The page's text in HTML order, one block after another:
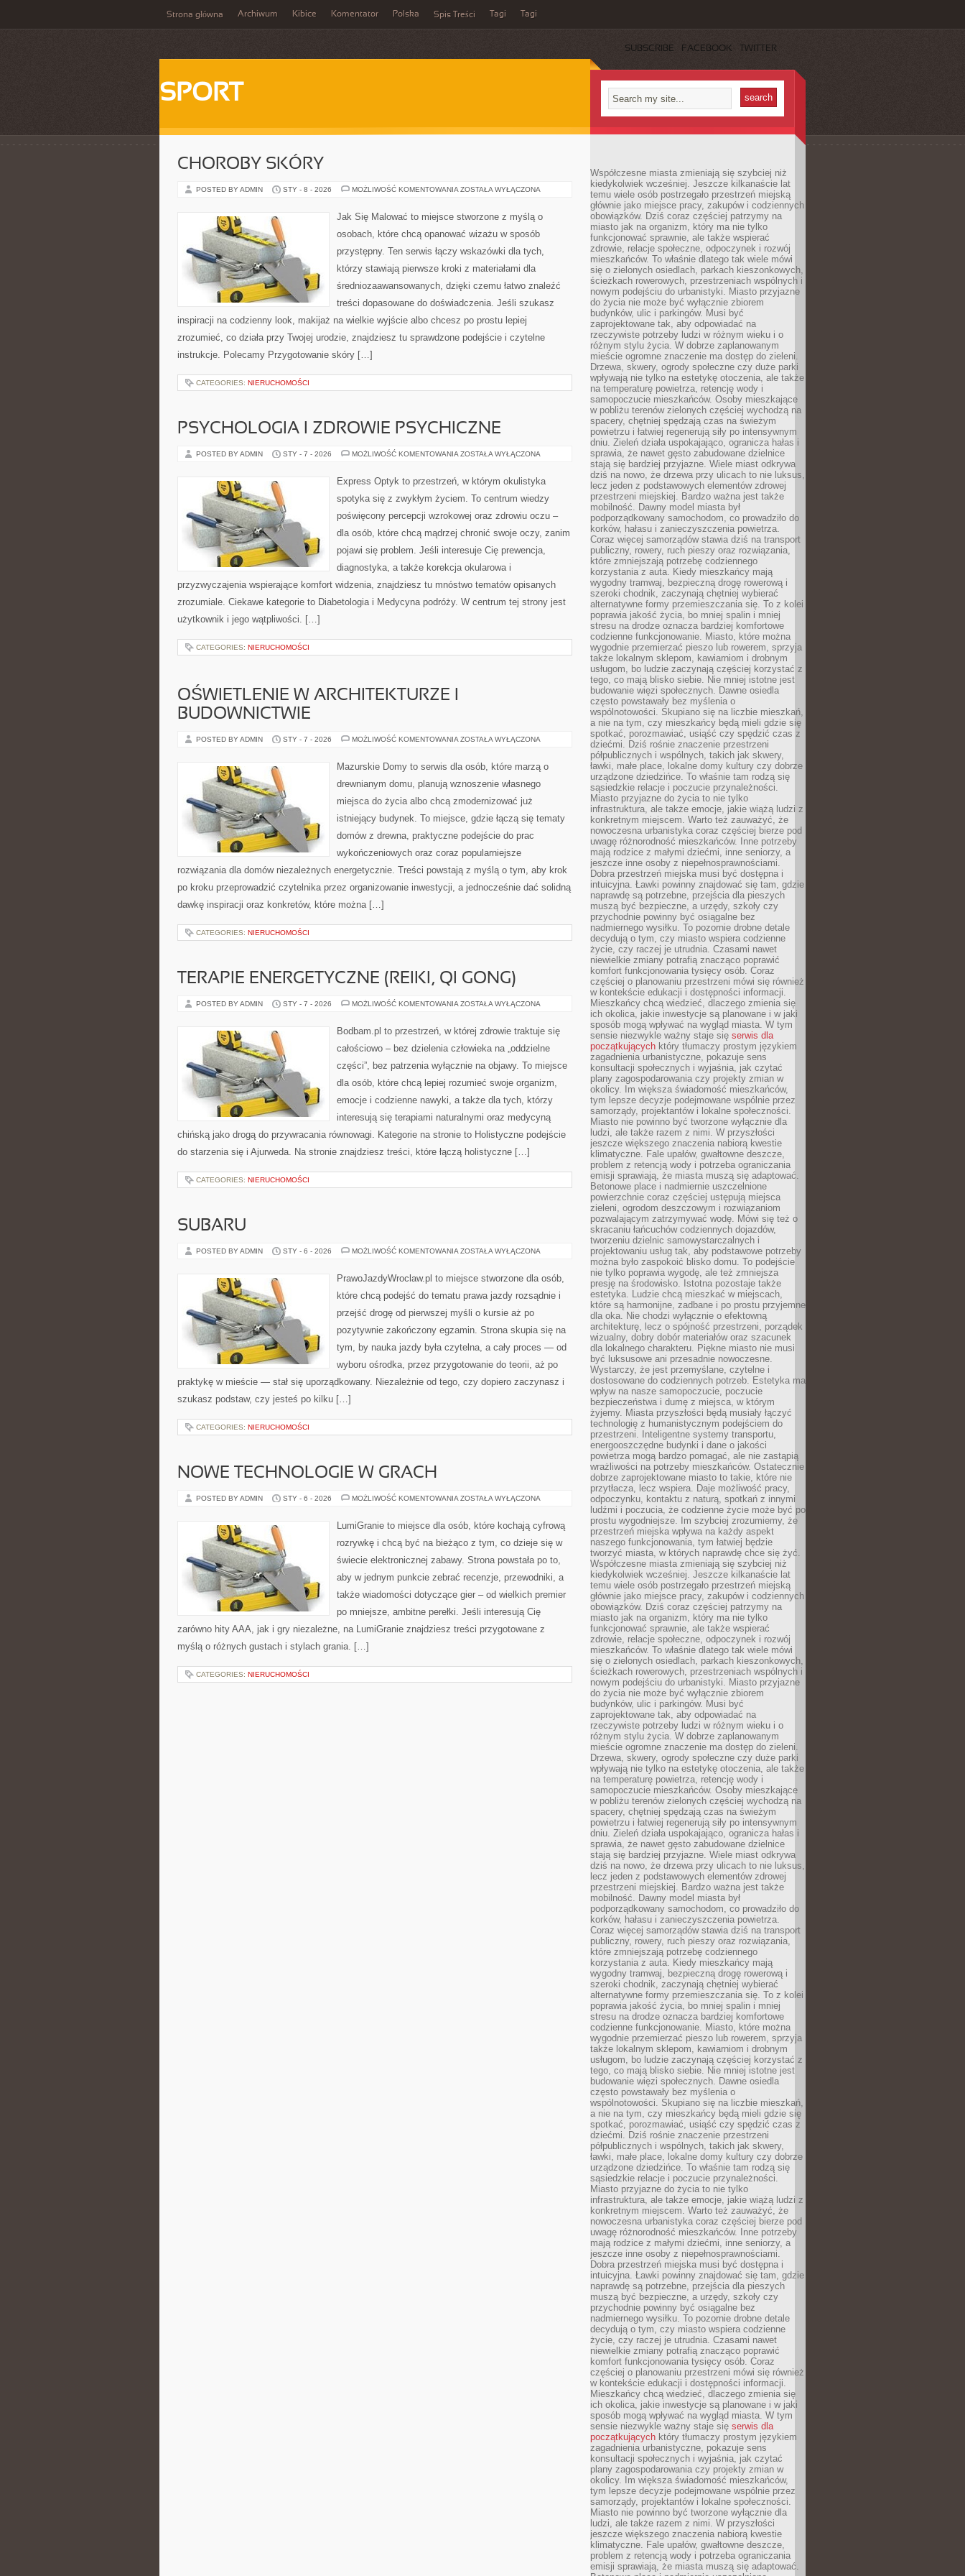
Strona główna Archiwum Kibice Komentator Polska Spis Treści Tagi Tagi
SUBSCRIBE FACEBOOK TWITTER
SPORT
CHOROBY SKÓRY
POSTED BY ADMIN STY - 8 - 2026 MOŻLIWOŚĆ KOMENTOWANIA CHOROBY
ZOSTAŁA WYŁĄCZONA
Jak Się Malować to miejsce stworzone z myślą o
osobach, które chcą opanować wizażu w sposób
przystępny. Ten serwis łączy wskazówki dla tych,
którzy stawiają pierwsze kroki z materiałami dla
średniozaawansowanych, dzięki czemu łatwo znaleźć
treści dopasowane do doświadczenia. Jeśli szukasz
inspiracji na codzienny look, makijaż na wielkie wyjście albo chcesz po prostu lepiej
zrozumieć, co działa przy Twojej urodzie, znajdziesz tu sprawdzone podejście i czytelne
instrukcje. Polecamy Przygotowanie skóry […]
CATEGORIES: NIERUCHOMOŚCI
PSYCHOLOGIA I ZDROWIE PSYCHICZNE
POSTED BY ADMIN STY - 7 - 2026 MOŻLIWOŚĆ KOMENTOWANIA PSYCHOLOGIA
PSYCHICZNE
ZOSTAŁA WYŁĄCZONA
Express Optyk to przestrzeń, w którym okulistyka
spotyka się z zwykłym życiem. To centrum wiedzy
poświęcony percepcji wzrokowej oraz zdrowiu oczu –
dla osób, które chcą mądrzej chronić swoje oczy, zanim
pojawi się problem. Jeśli interesuje Cię prewencja,
diagnostyka, a także korekcja okularowa i
przyzwyczajenia wspierające komfort widzenia, znajdziesz tu mnóstwo tematów opisanych
zrozumiale. Ciekawe kategorie to Diabetologia i Medycyna podróży. W centrum tej strony jest
użytkownik i jego wątpliwości. […]
CATEGORIES: NIERUCHOMOŚCI
OŚWIETLENIE W ARCHITEKTURZE I
BUDOWNICTWIE
POSTED BY ADMIN STY - 7 - 2026 MOŻLIWOŚĆ KOMENTOWANIA OŚWIETLENIE
BUDOWNICTWIE
ZOSTAŁA WYŁĄCZONA
Mazurskie Domy to serwis dla osób, które marzą o
drewnianym domu, planują wznoszenie własnego
miejsca do życia albo chcą zmodernizować już
istniejący budynek. To miejsce, gdzie łączą się tematy
domów z drewna, praktyczne podejście do prac
wykończeniowych oraz coraz popularniejsze
rozwiązania dla domów niezależnych energetycznie. Treści powstają z myślą o tym, aby krok
po kroku przeprowadzić czytelnika przez organizowanie inwestycji, a jednocześnie dać solidną
dawkę inspiracji oraz konkretów, które można […]
CATEGORIES: NIERUCHOMOŚCI
TERAPIE ENERGETYCZNE (REIKI, QI GONG)
POSTED BY ADMIN STY - 7 - 2026 MOŻLIWOŚĆ KOMENTOWANIA TERAPIE
QI
GONG)
ZOSTAŁA WYŁĄCZONA
Bodbam.pl to przestrzeń, w której zdrowie traktuje się
całościowo – bez dzielenia człowieka na „oddzielne
części”, bez patrzenia wyłącznie na objawy. To miejsce
dla osób, które chcą lepiej rozumieć swoje organizm,
emocje i codzienne nawyki, a także dla tych, którzy
interesują się terapiami naturalnymi oraz medycyną
chińską jako drogą do przywracania równowagi. Kategorie na stronie to Holistyczne podejście
do starzenia się i Ajurweda. Na stronie znajdziesz treści, które łączą holistyczne […]
CATEGORIES: NIERUCHOMOŚCI
SUBARU
POSTED BY ADMIN STY - 6 - 2026 MOŻLIWOŚĆ KOMENTOWANIA SUBARU
ZOSTAŁA WYŁĄCZONA
PrawoJazdyWroclaw.pl to miejsce stworzone dla osób,
które chcą podejść do tematu prawa jazdy rozsądnie i
przejść drogę od pierwszej myśli o kursie aż po
pozytywnie zakończony egzamin. Strona skupia się na
tym, by nauka jazdy była czytelna, a cały proces — od
wyboru ośrodka, przez przygotowanie do teorii, aż po
praktykę w mieście — stał się uporządkowany. Niezależnie od tego, czy dopiero zaczynasz i
szukasz podstaw, czy jesteś po kilku […]
CATEGORIES: NIERUCHOMOŚCI
NOWE TECHNOLOGIE W GRACH
POSTED BY ADMIN STY - 6 - 2026 MOŻLIWOŚĆ KOMENTOWANIA NOWE
GRACH
ZOSTAŁA WYŁĄCZONA
LumiGranie to miejsce dla osób, które kochają cyfrową
rozrywkę i chcą być na bieżąco z tym, co dzieje się w
świecie elektronicznej zabawy. Strona powstała po to,
aby w jednym punkcie zebrać recenzje, przewodniki, a
także wiadomości dotyczące gier – od wielkich premier
po mniejsze, ambitne perełki. Jeśli interesują Cię
zarówno hity AAA, jak i gry niezależne, na LumiGranie znajdziesz treści przygotowane z
myślą o różnych gustach i stylach grania. […]
CATEGORIES: NIERUCHOMOŚCI
Współczesne miasta zmieniają się szybciej niż
kiedykolwiek wcześniej. Jeszcze kilkanaście lat
temu wiele osób postrzegało przestrzeń miejską
głównie jako miejsce pracy, zakupów i codziennych
obowiązków. Dziś coraz częściej patrzymy na
miasto jak na organizm, który ma nie tylko
funkcjonować sprawnie, ale także wspierać
zdrowie, relacje społeczne, odpoczynek i rozwój
mieszkańców. To właśnie dlatego tak wiele mówi
się o zielonych osiedlach, parkach kieszonkowych,
ścieżkach rowerowych, przestrzeniach wspólnych i
nowym podejściu do urbanistyki. Miasto przyjazne
do życia nie może być wyłącznie zbiorem
budynków, ulic i parkingów. Musi być
zaprojektowane tak, aby odpowiadać na
rzeczywiste potrzeby ludzi w różnym wieku i o
różnym stylu życia. W dobrze zaplanowanym
mieście ogromne znaczenie ma dostęp do zieleni.
Drzewa, skwery, ogrody społeczne czy duże parki
wpływają nie tylko na estetykę otoczenia, ale także
na temperaturę powietrza, retencję wody i
samopoczucie mieszkańców. Osoby mieszkające
w pobliżu terenów zielonych częściej wychodzą na
spacery, chętniej spędzają czas na świeżym
powietrzu i łatwiej regenerują siły po intensywnym
dniu. Zieleń działa uspokajająco, ogranicza hałas i
sprawia, że nawet gęsto zabudowane dzielnice
stają się bardziej przyjazne. Wiele miast odkrywa
dziś na nowo, że drzewa przy ulicach to nie luksus,
lecz jeden z podstawowych elementów zdrowej
przestrzeni miejskiej. Bardzo ważna jest także
mobilność. Dawny model miasta był
podporządkowany samochodom, co prowadziło do
korków, hałasu i zanieczyszczenia powietrza.
Coraz więcej samorządów stawia dziś na transport
publiczny, rowery, ruch pieszy oraz rozwiązania,
które zmniejszają potrzebę codziennego
korzystania z auta. Kiedy mieszkańcy mają
wygodny tramwaj, bezpieczną drogę rowerową i
szeroki chodnik, zaczynają chętniej wybierać
alternatywne formy przemieszczania się. To z kolei
poprawia jakość życia, bo mniej spalin i mniej
stresu na drodze oznacza bardziej komfortowe
codzienne funkcjonowanie. Miasto, które można
wygodnie przemierzać pieszo lub rowerem, sprzyja
także lokalnym sklepom, kawiarniom i drobnym
usługom, bo ludzie zaczynają częściej korzystać z
tego, co mają blisko siebie. Nie mniej istotne jest
budowanie więzi społecznych. Dawne osiedla
często powstawały bez myślenia o
wspólnotowości. Skupiano się na liczbie mieszkań,
a nie na tym, czy mieszkańcy będą mieli gdzie się
spotkać, porozmawiać, usiąść czy spędzić czas z
dziećmi. Dziś rośnie znaczenie przestrzeni
półpublicznych i wspólnych, takich jak skwery,
ławki, małe place, lokalne domy kultury czy dobrze
urządzone dziedzińce. To właśnie tam rodzą się
sąsiedzkie relacje i poczucie przynależności.
Miasto przyjazne do życia to nie tylko
infrastruktura, ale także emocje, jakie wiążą ludzi z
konkretnym miejscem. Warto też zauważyć, że
nowoczesna urbanistyka coraz częściej bierze pod
uwagę różnorodność mieszkańców. Inne potrzeby
mają rodzice z małymi dziećmi, inne seniorzy, a
jeszcze inne osoby z niepełnosprawnościami.
Dobra przestrzeń miejska musi być dostępna i
intuicyjna. Ławki powinny znajdować się tam, gdzie
naprawdę są potrzebne, przejścia dla pieszych
muszą być bezpieczne, a urzędy, szkoły czy
przychodnie powinny być osiągalne bez
nadmiernego wysiłku. To pozornie drobne detale
decydują o tym, czy miasto wspiera codzienne
życie, czy raczej je utrudnia. Czasami nawet
niewielkie zmiany potrafią znacząco poprawić
komfort funkcjonowania tysięcy osób. Coraz
częściej o planowaniu przestrzeni mówi się również
w kontekście edukacji i dostępności informacji.
Mieszkańcy chcą wiedzieć, dlaczego zmienia się
ich okolica, jakie inwestycje są planowane i w jaki
sposób mogą wpływać na wygląd miasta. W tym
sensie niezwykle ważny staje się serwis dla
początkujących który tłumaczy prostym językiem
zagadnienia urbanistyczne, pokazuje sens
konsultacji społecznych i wyjaśnia, jak czytać
plany zagospodarowania czy projekty zmian w
okolicy. Im większa świadomość mieszkańców,
tym lepsze decyzje podejmowane wspólnie przez
samorządy, projektantów i lokalne społeczności.
Miasto nie powinno być tworzone wyłącznie dla
ludzi, ale także razem z nimi. W przyszłości
jeszcze większego znaczenia nabiorą kwestie
klimatyczne. Fale upałów, gwałtowne deszcze,
problem z retencją wody i potrzeba ograniczania
emisji sprawiają, że miasta muszą się adaptować.
Betonowe place i nadmiernie uszczelnione
powierzchnie coraz częściej ustępują miejsca
zieleni, ogrodom deszczowym i rozwiązaniom
pozwalającym zatrzymywać wodę. Mówi się też o
skracaniu łańcuchów codziennych dojazdów,
tworzeniu dzielnic samowystarczalnych i
projektowaniu usług tak, aby podstawowe potrzeby
można było zaspokoić blisko domu. To podejście
nie tylko poprawia wygodę, ale też zmniejsza
presję na środowisko. Istotna pozostaje także
estetyka. Ludzie chcą mieszkać w miejscach,
które są harmonijne, zadbane i po prostu przyjemne
dla oka. Nie chodzi wyłącznie o efektowną
architekturę, lecz o spójność przestrzeni, porządek
wizualny, dobry dobór materiałów oraz szacunek
dla lokalnego charakteru. Piękne miasto nie musi
być luksusowe ani przesadnie nowoczesne.
Wystarczy, że jest przemyślane, czytelne i
dostosowane do codziennych potrzeb. Estetyka ma
wpływ na nasze samopoczucie, poczucie
bezpieczeństwa i dumę z miejsca, w którym
żyjemy. Miasta przyszłości będą musiały łączyć
technologię z humanistycznym podejściem do
przestrzeni. Inteligentne systemy transportu,
energooszczędne budynki i dane o jakości
powietrza mogą bardzo pomagać, ale nie zastąpią
wrażliwości na potrzeby mieszkańców. Ostatecznie
dobrze zaprojektowane miasto to takie, które nie
przytłacza, lecz wspiera. Daje możliwość pracy,
odpoczynku, kontaktu z naturą, spotkań z innymi
ludźmi i poczucia, że codzienne życie może być po
prostu wygodniejsze. Im szybciej zrozumiemy, że
przestrzeń miejska wpływa na każdy aspekt
naszego funkcjonowania, tym łatwiej będzie
tworzyć miasta, w których naprawdę chce się żyć.
Współczesne miasta zmieniają się szybciej niż
kiedykolwiek wcześniej. Jeszcze kilkanaście lat
temu wiele osób postrzegało przestrzeń miejską
głównie jako miejsce pracy, zakupów i codziennych
obowiązków. Dziś coraz częściej patrzymy na
miasto jak na organizm, który ma nie tylko
funkcjonować sprawnie, ale także wspierać
zdrowie, relacje społeczne, odpoczynek i rozwój
mieszkańców. To właśnie dlatego tak wiele mówi
się o zielonych osiedlach, parkach kieszonkowych,
ścieżkach rowerowych, przestrzeniach wspólnych i
nowym podejściu do urbanistyki. Miasto przyjazne
do życia nie może być wyłącznie zbiorem
budynków, ulic i parkingów. Musi być
zaprojektowane tak, aby odpowiadać na
rzeczywiste potrzeby ludzi w różnym wieku i o
różnym stylu życia. W dobrze zaplanowanym
mieście ogromne znaczenie ma dostęp do zieleni.
Drzewa, skwery, ogrody społeczne czy duże parki
wpływają nie tylko na estetykę otoczenia, ale także
na temperaturę powietrza, retencję wody i
samopoczucie mieszkańców. Osoby mieszkające
w pobliżu terenów zielonych częściej wychodzą na
spacery, chętniej spędzają czas na świeżym
powietrzu i łatwiej regenerują siły po intensywnym
dniu. Zieleń działa uspokajająco, ogranicza hałas i
sprawia, że nawet gęsto zabudowane dzielnice
stają się bardziej przyjazne. Wiele miast odkrywa
dziś na nowo, że drzewa przy ulicach to nie luksus,
lecz jeden z podstawowych elementów zdrowej
przestrzeni miejskiej. Bardzo ważna jest także
mobilność. Dawny model miasta był
podporządkowany samochodom, co prowadziło do
korków, hałasu i zanieczyszczenia powietrza.
Coraz więcej samorządów stawia dziś na transport
publiczny, rowery, ruch pieszy oraz rozwiązania,
które zmniejszają potrzebę codziennego
korzystania z auta. Kiedy mieszkańcy mają
wygodny tramwaj, bezpieczną drogę rowerową i
szeroki chodnik, zaczynają chętniej wybierać
alternatywne formy przemieszczania się. To z kolei
poprawia jakość życia, bo mniej spalin i mniej
stresu na drodze oznacza bardziej komfortowe
codzienne funkcjonowanie. Miasto, które można
wygodnie przemierzać pieszo lub rowerem, sprzyja
także lokalnym sklepom, kawiarniom i drobnym
usługom, bo ludzie zaczynają częściej korzystać z
tego, co mają blisko siebie. Nie mniej istotne jest
budowanie więzi społecznych. Dawne osiedla
często powstawały bez myślenia o
wspólnotowości. Skupiano się na liczbie mieszkań,
a nie na tym, czy mieszkańcy będą mieli gdzie się
spotkać, porozmawiać, usiąść czy spędzić czas z
dziećmi. Dziś rośnie znaczenie przestrzeni
półpublicznych i wspólnych, takich jak skwery,
ławki, małe place, lokalne domy kultury czy dobrze
urządzone dziedzińce. To właśnie tam rodzą się
sąsiedzkie relacje i poczucie przynależności.
Miasto przyjazne do życia to nie tylko
infrastruktura, ale także emocje, jakie wiążą ludzi z
konkretnym miejscem. Warto też zauważyć, że
nowoczesna urbanistyka coraz częściej bierze pod
uwagę różnorodność mieszkańców. Inne potrzeby
mają rodzice z małymi dziećmi, inne seniorzy, a
jeszcze inne osoby z niepełnosprawnościami.
Dobra przestrzeń miejska musi być dostępna i
intuicyjna. Ławki powinny znajdować się tam, gdzie
naprawdę są potrzebne, przejścia dla pieszych
muszą być bezpieczne, a urzędy, szkoły czy
przychodnie powinny być osiągalne bez
nadmiernego wysiłku. To pozornie drobne detale
decydują o tym, czy miasto wspiera codzienne
życie, czy raczej je utrudnia. Czasami nawet
niewielkie zmiany potrafią znacząco poprawić
komfort funkcjonowania tysięcy osób. Coraz
częściej o planowaniu przestrzeni mówi się również
w kontekście edukacji i dostępności informacji.
Mieszkańcy chcą wiedzieć, dlaczego zmienia się
ich okolica, jakie inwestycje są planowane i w jaki
sposób mogą wpływać na wygląd miasta. W tym
sensie niezwykle ważny staje się serwis dla
początkujących który tłumaczy prostym językiem
zagadnienia urbanistyczne, pokazuje sens
konsultacji społecznych i wyjaśnia, jak czytać
plany zagospodarowania czy projekty zmian w
okolicy. Im większa świadomość mieszkańców,
tym lepsze decyzje podejmowane wspólnie przez
samorządy, projektantów i lokalne społeczności.
Miasto nie powinno być tworzone wyłącznie dla
ludzi, ale także razem z nimi. W przyszłości
jeszcze większego znaczenia nabiorą kwestie
klimatyczne. Fale upałów, gwałtowne deszcze,
problem z retencją wody i potrzeba ograniczania
emisji sprawiają, że miasta muszą się adaptować.